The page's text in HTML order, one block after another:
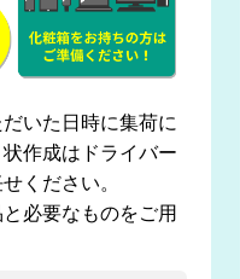
いた日時に集荷に
作成はドライバー
ください。
必要なものをご用